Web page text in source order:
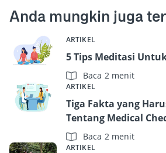
Anda mungkin juga
ARTIKEL
5 Tips Meditasi
Baca 2 menit
ARTIKEL
Tiga Fakta yang
Tentang Medical
Baca 2 menit
ARTIKEL